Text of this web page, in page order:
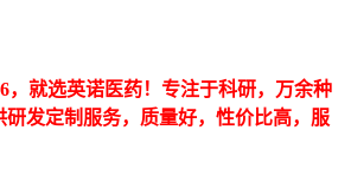
，就选英诺医药！专注于科研，万余种
研发定制服务，质量好，性价比高，服